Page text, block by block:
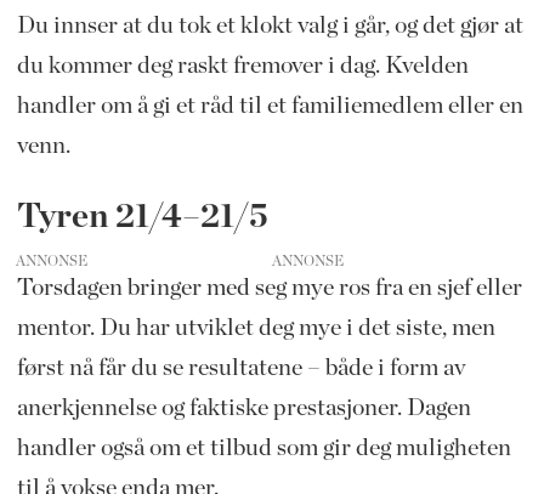
Du innser at du tok et klokt valg i går, og det gjør at
du kommer deg raskt fremover i dag. Kvelden
handler om å gi et råd til et familiemedlem eller en
venn.
Tyren 21/4–21/5
ANNONSE
Torsdagen bringer med seg mye ros fra en sjef eller
mentor. Du har utviklet deg mye i det siste, men
først nå får du se resultatene – både i form av
anerkjennelse og faktiske prestasjoner. Dagen
handler også om et tilbud som gir deg muligheten
til å vokse enda mer.